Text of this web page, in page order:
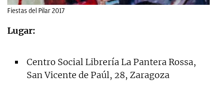
Fiestas del Pilar 2017
Lugar:
Centro Social Librería La Pantera Rossa,
San Vicente de Paúl, 28, Zaragoza